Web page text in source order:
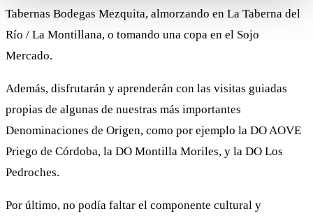
Tabernas Bodegas Mezquita, almorzando en La Taberna del
Río / La Montillana, o tomando una copa en el Sojo
Mercado.
Además, disfrutarán y aprenderán con las visitas guiadas
propias de algunas de nuestras más importantes
Denominaciones de Origen, como por ejemplo la DO AOVE
Priego de Córdoba, la DO Montilla Moriles, y la DO Los
Pedroches.
Por último, no podía faltar el componente cultural y